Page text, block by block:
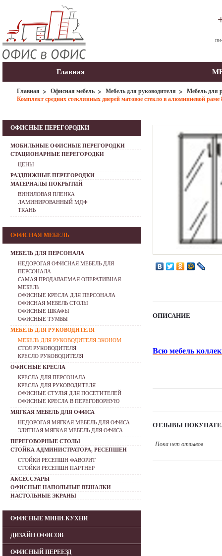
Главная
Главная Офисная мебель Мебель для руководителя
Мебель для
Комплект средних стеклянных дверей матовое стекло в алюминиевой
ОПИСАНИЕ
Всю мебель
ОТЗЫВЫ
Пока нет отзывов
ОФИСНЫЕ ПЕРЕГОРОДКИ
МОБИЛЬНЫЕ ОФИСНЫЕ ПЕРЕГОРОДКИ
СТАЦИОНАРНЫЕ ПЕРЕГОРОДКИ
ЦЕНЫ
РАЗДВИЖНЫЕ ПЕРЕГОРОДКИ
МАТЕРИАЛЫ ПОКРЫТИЙ
ВИНИЛОВАЯ ПЛЕНКА
ЛАМИНИРОВАННЫЙ МДФ
ТКАНЬ
ОФИСНАЯ МЕБЕЛЬ
МЕБЕЛЬ ДЛЯ ПЕРСОНАЛА
НЕДОРОГАЯ ОФИСНАЯ МЕБЕЛЬ ДЛЯ
ПЕРСОНАЛА
САМАЯ ПРОДАВАЕМАЯ ОПЕРАТИВНАЯ
МЕБЕЛЬ
ОФИСНЫЕ КРЕСЛА ДЛЯ ПЕРСОНАЛА
ОФИСНАЯ МЕБЕЛЬ СТОЛЫ
ОФИСНЫЕ ШКАФЫ
ОФИСНЫЕ ТУМБЫ
МЕБЕЛЬ ДЛЯ РУКОВОДИТЕЛЯ
МЕБЕЛЬ ДЛЯ РУКОВОДИТЕЛЯ ЭКОНОМ
СТОЛ РУКОВОДИТЕЛЯ
КРЕСЛО РУКОВОДИТЕЛЯ
ОФИСНЫЕ КРЕСЛА
КРЕСЛА ДЛЯ ПЕРСОНАЛА
КРЕСЛА ДЛЯ РУКОВОДИТЕЛЯ
ОФИСНЫЕ СТУЛЬЯ ДЛЯ ПОСЕТИТЕЛЕЙ
ОФИСНЫЕ КРЕСЛА В ПЕРЕГОВОРНУЮ
МЯГКАЯ МЕБЕЛЬ ДЛЯ ОФИСА
НЕДОРОГАЯ МЯГКАЯ МЕБЕЛЬ ДЛЯ ОФИСА
ЭЛИТНАЯ МЯГКАЯ МЕБЕЛЬ ДЛЯ ОФИСА
ПЕРЕГОВОРНЫЕ СТОЛЫ
СТОЙКА АДМИНИСТРАТОРА, РЕСЕПШЕН
СТОЙКИ РЕСЕПШН ФАВОРИТ
СТОЙКИ РЕСЕПШН ПАРТНЕР
АКСЕССУАРЫ
ОФИСНЫЕ НАПОЛЬНЫЕ ВЕШАЛКИ
НАСТОЛЬНЫЕ ЭКРАНЫ
ОФИСНЫЕ МИНИ-КУХНИ
ДИЗАЙН ОФИСОВ
ОФИСНЫЙ ПЕРЕЕЗД